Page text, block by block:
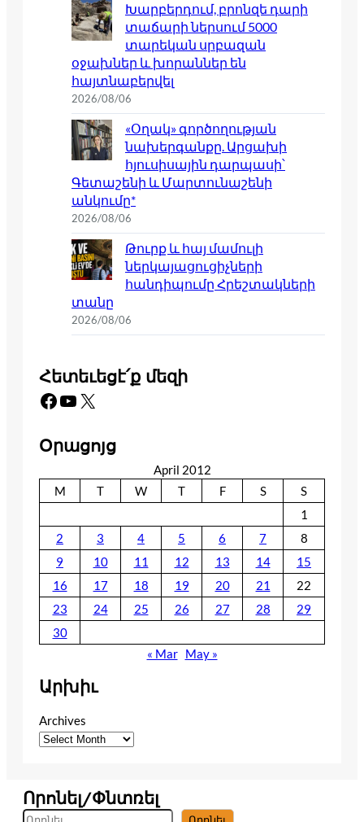
Խարբերդում, բրոնզե դարի
տաճարի ներսում 5000
տարեկան սրբազան
օջախներ և խորաններ են
հայտնաբերվել
2026/08/06
«Օղակ» գործողության
նախերգանքը. Արցախի
հյուսիսային դարպասի՝
Գետաշենի և Մարտունաշենի
անկումը*
2026/08/06
Թուրք և հայ մամուլի
ներկայացուցիչների
հանդիպումը Հրեշտակների
տանը
2026/08/06
Հետեւեցէ՛ք մեզի
Facebook YouTube X
Օրացոյց
April 2012
M
T W T F S
S
1
2
3 4 5 6 7
8
9
10 11 12 13 14
15
16
17 18 19 20 21
22
23
24 25 26 27 28
29
30
« Mar May »
Արխիւ
Archives
Որոնել/Փնտռել
S